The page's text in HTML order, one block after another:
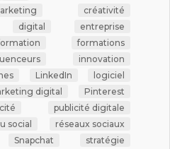
créativité
digital
entreprise
formations
innovation
LinkedIn
logiciel
digital
Pinterest
publicité digitale
social
réseaux sociaux
Snapchat
stratégie